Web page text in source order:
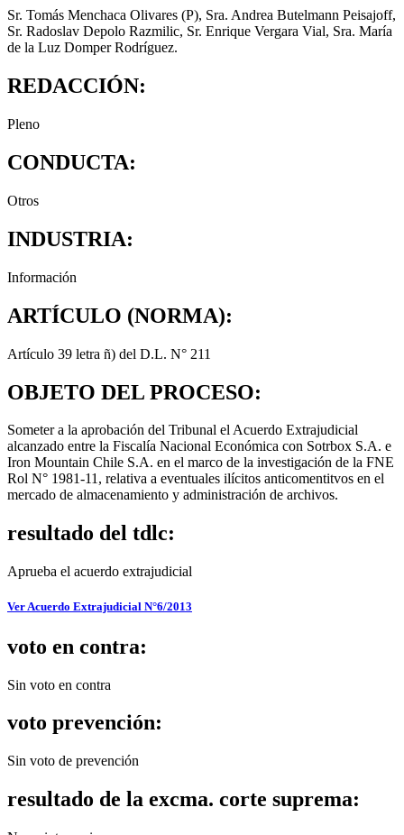
Sr. Tomás Menchaca Olivares (P), Sra. Andrea Butelmann Peisajoff,
Sr. Radoslav Depolo Razmilic, Sr. Enrique Vergara Vial, Sra. María
de la Luz Domper Rodríguez.
REDACCIÓN:
Pleno
CONDUCTA:
Otros
INDUSTRIA:
Información
ARTÍCULO (NORMA):
Artículo 39 letra ñ) del D.L. N° 211
OBJETO DEL PROCESO:
Someter a la aprobación del Tribunal el Acuerdo Extrajudicial
alcanzado entre la Fiscalía Nacional Económica con Sotrbox S.A. e
Iron Mountain Chile S.A. en el marco de la investigación de la FNE
Rol N° 1981-11, relativa a eventuales ilícitos anticomentitvos en el
mercado de almacenamiento y administración de archivos.
resultado del tdlc:
Aprueba el acuerdo extrajudicial
Ver Acuerdo Extrajudicial N°6/2013
voto en contra:
Sin voto en contra
voto prevención:
Sin voto de prevención
resultado de la excma. corte suprema: